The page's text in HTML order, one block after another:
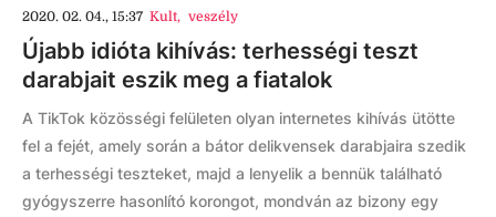
2020. 02. 04., 15:37 Kult, veszély
Újabb idióta kihívás: terhességi teszt
darabjait eszik meg a fiatalok
A TikTok közösségi felületen olyan internetes kihívás ütötte
fel a fejét, amely során a bátor delikvensek darabjaira szedik
a terhességi teszteket, majd a lenyelik a bennük található
gyógyszerre hasonlító korongot, mondván az bizony egy